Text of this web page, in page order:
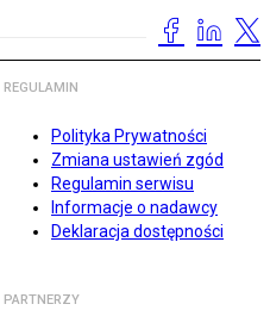
REGULAMIN
Polityka Prywatności
Zmiana ustawień zgód
Regulamin serwisu
Informacje o nadawcy
Deklaracja dostępności
PARTNERZY